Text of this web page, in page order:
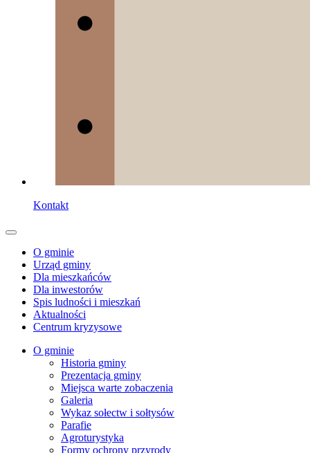
Kontakt
O gminie
Urząd gminy
Dla mieszkańców
Dla inwestorów
Spis ludności i mieszkań
Aktualności
Centrum kryzysowe
O gminie
Historia gminy
Prezentacja gminy
Miejsca warte zobaczenia
Galeria
Wykaz sołectw i sołtysów
Parafie
Agroturystyka
Formy ochrony przyrody